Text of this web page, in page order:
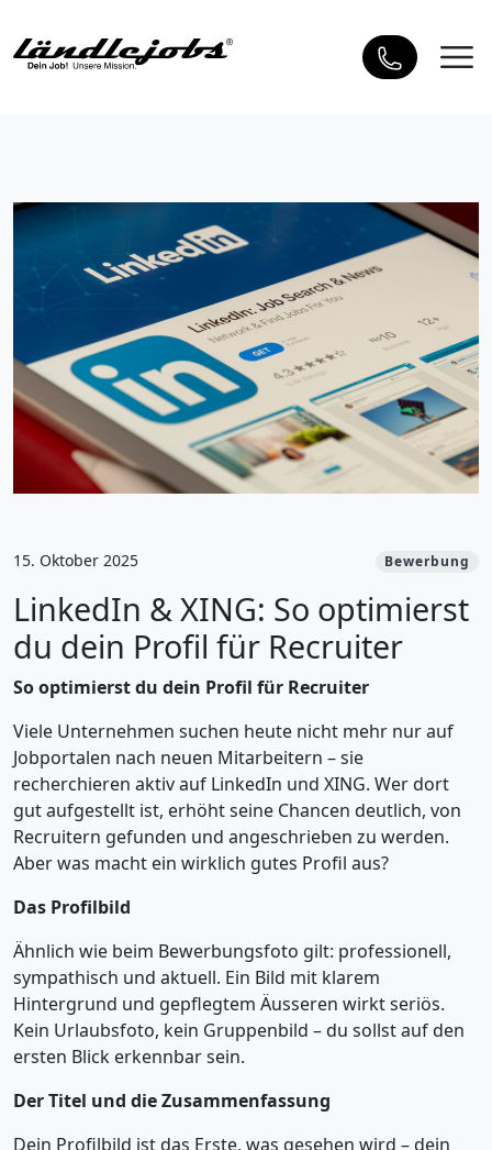
15. Oktober 2025 Bewerbung
LinkedIn & XING: So optimierst
du dein Profil für Recruiter
So optimierst du dein Profil für Recruiter
Viele Unternehmen suchen heute nicht mehr nur auf
Jobportalen nach neuen Mitarbeitern – sie
recherchieren aktiv auf LinkedIn und XING. Wer dort
gut aufgestellt ist, erhöht seine Chancen deutlich, von
Recruitern gefunden und angeschrieben zu werden.
Aber was macht ein wirklich gutes Profil aus?
Das Profilbild
Ähnlich wie beim Bewerbungsfoto gilt: professionell,
sympathisch und aktuell. Ein Bild mit klarem
Hintergrund und gepflegtem Äusseren wirkt seriös.
Kein Urlaubsfoto, kein Gruppenbild – du sollst auf den
ersten Blick erkennbar sein.
Der Titel und die Zusammenfassung
Dein Profilbild ist das Erste, was gesehen wird – dein